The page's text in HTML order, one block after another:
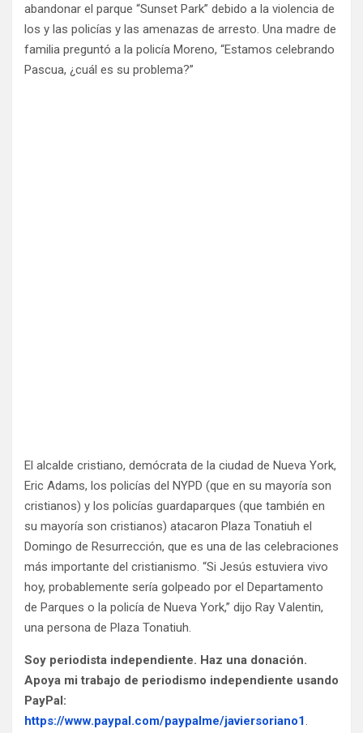
abandonar el parque “Sunset Park” debido a la violencia de
los y las policías y las amenazas de arresto. Una madre de
familia preguntó a la policía Moreno, “Estamos celebrando
Pascua, ¿cuál es su problema?”
El alcalde cristiano, demócrata de la ciudad de Nueva York,
Eric Adams, los policías del NYPD (que en su mayoría son
cristianos) y los policías guardaparques (que también en
su mayoría son cristianos) atacaron Plaza Tonatiuh el
Domingo de Resurrección, que es una de las celebraciones
más importante del cristianismo. “Si Jesús estuviera vivo
hoy, probablemente sería golpeado por el Departamento
de Parques o la policía de Nueva York,” dijo Ray Valentin,
una persona de Plaza Tonatiuh.
Soy periodista independiente. Haz una donación.
Apoya mi trabajo de periodismo independiente usando
PayPal:
https://www.paypal.com/paypalme/javiersoriano1.